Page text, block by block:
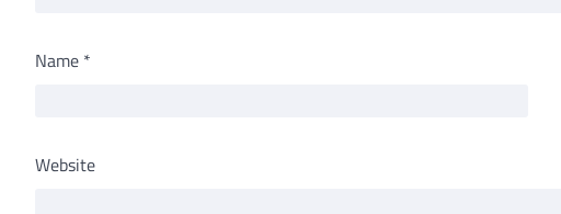
Name *
Website